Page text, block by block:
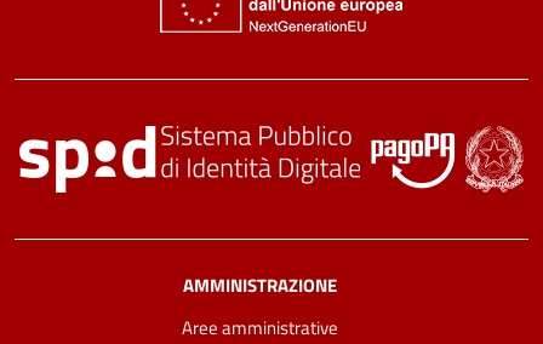
AMMINISTRAZIONE
Aree amministrative